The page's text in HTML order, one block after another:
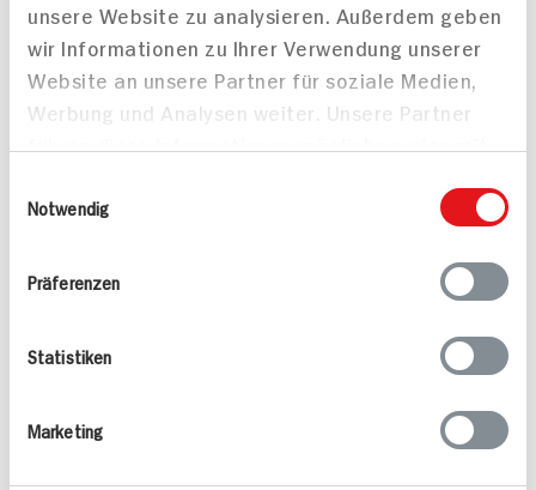
unsere Website zu analysieren. Außerdem geben
wir Informationen zu Ihrer Verwendung unserer
Website an unsere Partner für soziale Medien,
Werbung und Analysen weiter. Unsere Partner
bereitgestellt haben oder die sie im Rahmen
Notwendig
Präferenzen
Statistiken
Marketing
Mehr Informationen in unserem FAQ
kontakt
hit.de
Wir beantworten gerne Ihre Fragen
(0228) 42967 0
Folgen Sie uns auf TikTok
Angebote & Coupons
Rezepte
Sortiment